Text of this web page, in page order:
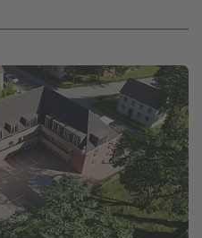
zum Datenschutz.
gelesen.*